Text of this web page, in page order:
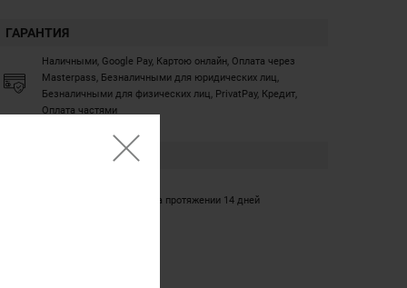
ГАРАНТИЯ
Наличными, Google Pay, Картою онлайн, Оплата через
Masterpass, Безналичными для юридических лиц,
Безналичными для физических лиц, PrivatPay, Кредит,
Оплата частями
Обмен/возврат товара на протяжении 14 дней